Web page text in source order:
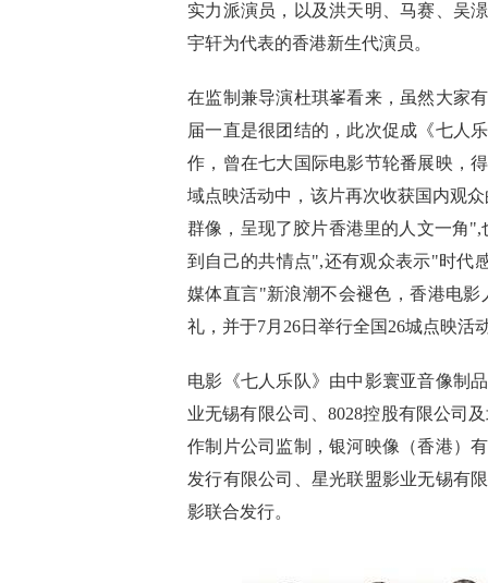
实力派演员，以及洪天明、马赛、吴
宇轩为代表的香港新生代演员。
在监制兼导演杜琪峯看来，虽然大家
届一直是很团结的，此次促成《七人
作，曾在七大国际电影节轮番展映，
域点映活动中，该片再次收获国内观
群像，呈现了胶片香港里的人文一角
到自己的共情点",还有观众表示"时代
媒体直言"新浪潮不会褪色，香港电
礼，并于7月26日举行全国26城点映
电影《七人乐队》由中影寰亚音像制
业无锡有限公司、8028控股有限公司
作制片公司监制，银河映像（香港）
发行有限公司、星光联盟影业无锡有
影联合发行。